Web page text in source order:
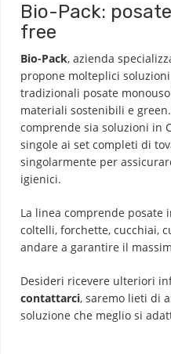
Bio-Pack:
free
Bio-Pack, azienda
propone molteplici
tradizionali posate
materiali sostenibili e
comprende sia soluzioni in
singole ai set completi di
singolarmente per
igienici.
La linea comprende posate
coltelli, forchette, cucchiai,
andare a garantire il
Desideri ricevere ulteriori
contattarci, saremo lieti di
soluzione che meglio si